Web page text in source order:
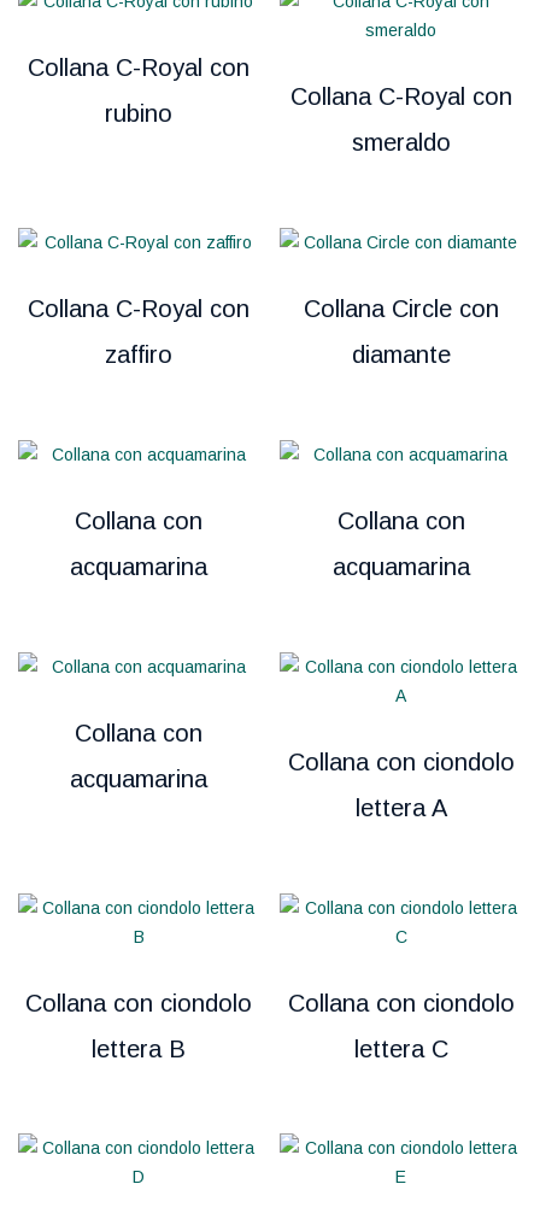
Collana C-Royal con
rubino
Collana C-Royal con
smeraldo
Collana C-Royal con
zaffiro
Collana Circle con
diamante
Collana con
acquamarina
Collana con
acquamarina
Collana con
acquamarina
Collana con ciondolo
lettera A
Collana con ciondolo
lettera B
Collana con ciondolo
lettera C